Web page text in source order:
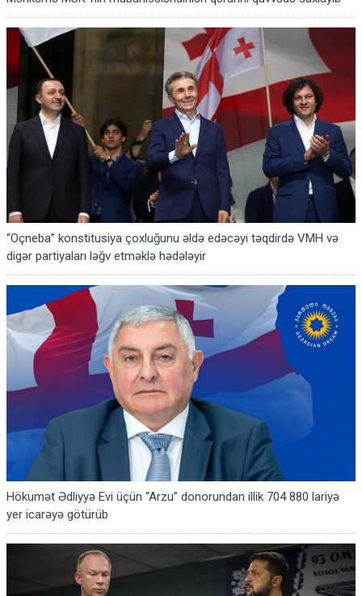
“Oçneba” konstitusiya çoxluğunu əldə edəcəyi təqdirdə VMH və
digər partiyaları ləğv etməklə hədələyir
Hökumət Ədliyyə Evi üçün “Arzu” donorundan illik 704 880 lariyə
yer icarəyə götürüb